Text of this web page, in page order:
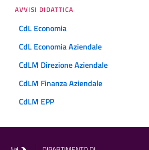
AVVISI DIDATTICA
CdL Economia
CdL Economia Aziendale
CdLM Direzione Aziendale
CdLM Finanza Aziendale
CdLM EPP